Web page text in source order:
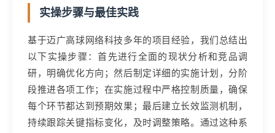
实操步骤与最佳实践
基于迈广高球网络科技多年的项目经验，我们总结出
以下实操步骤：首先进行全面的现状分析和竞品调
研，明确优化方向；然后制定详细的实施计划，分阶
段推进各项工作；在实施过程中严格控制质量，确保
每个环节都达到预期效果；最后建立长效监测机制，
持续跟踪关键指标变化，及时调整策略。通过这种系